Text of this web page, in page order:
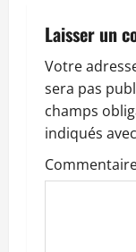
o
n
d
’
a
Laisser un
Votre
sera pas
champs
indiqués avec